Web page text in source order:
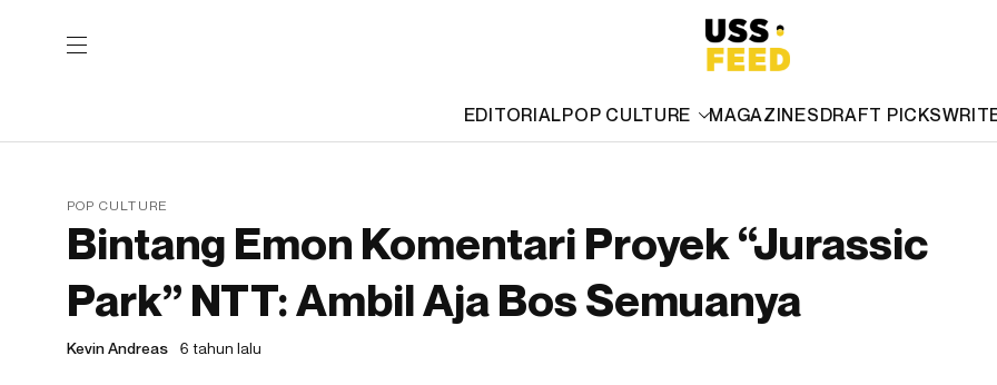
EDITORIALPOP CULTURE MAGAZINESDRAFT PICKS
POP CULTURE
Bintang Emon Komentari Proyek “Jurassic
Park” NTT: Ambil Aja Bos Semuanya
Kevin Andreas 6 tahun lalu